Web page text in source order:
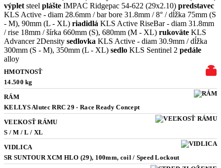
výplet steel plášte IMPAC Ridgepac 54-622 (29x2.10) predstavec
KLS Active - diam 28.6mm / bar bore 31.8mm / 8° / dĺžka 75mm (S
- M), 90mm (L - XL) riadidlá KLS Active RiseBar - diam 31.8mm
/ rise 18mm / šírka 660mm (S), 680mm (M - XL) rukoväte KLS
Advancer 2Density sedlovka KLS Active - diam 30.9mm / dĺžka
300mm (S - M), 350mm (L - XL) sedlo KLS Sentinel 2 pedále
alloy
HMOTNOSŤ
14.500 kg
RÁM
KELLYS Alutec RRC 29 - Race Ready Concept
VEĽKOSŤ RÁMU
S / M / L / XL
VIDLICA
SR SUNTOUR XCM HLO (29), 100mm, coil / Speed Lockout